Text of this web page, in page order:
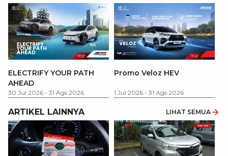
ELECTRIFY YOUR PATH
AHEAD
30 Jul 2026 - 31 Ags 2026
Promo Veloz HEV
1 Jul 2026 - 31 Ags 2026
ARTIKEL LAINNYA LIHAT SEMUA